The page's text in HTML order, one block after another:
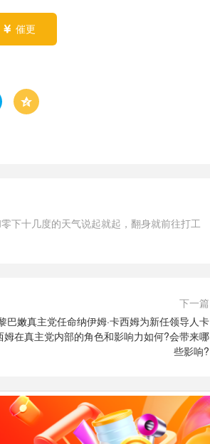
 催更

下十几度的天气说起就起，翻身就前往打工
下一篇
巴嫩真主党任命纳伊姆·卡西姆为新任领导人卡
姆在真主党内部的角色和影响力如何?会带来哪
些影响?